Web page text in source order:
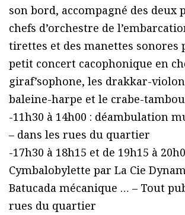
son bord, accompagné des deux
chefs d’orchestre de
tirettes et des manettes
petit concert cacophonique en
giraf’sophone, les drakkar-
baleine-harpe et le crabe-
-11h30 à 14h00 : déambulation
– dans les rues du quartier
-17h30 à 18h15 et de 19h15 à
Cymbalobylette par La Cie
Batucada mécanique … – Tout
rues du quartier